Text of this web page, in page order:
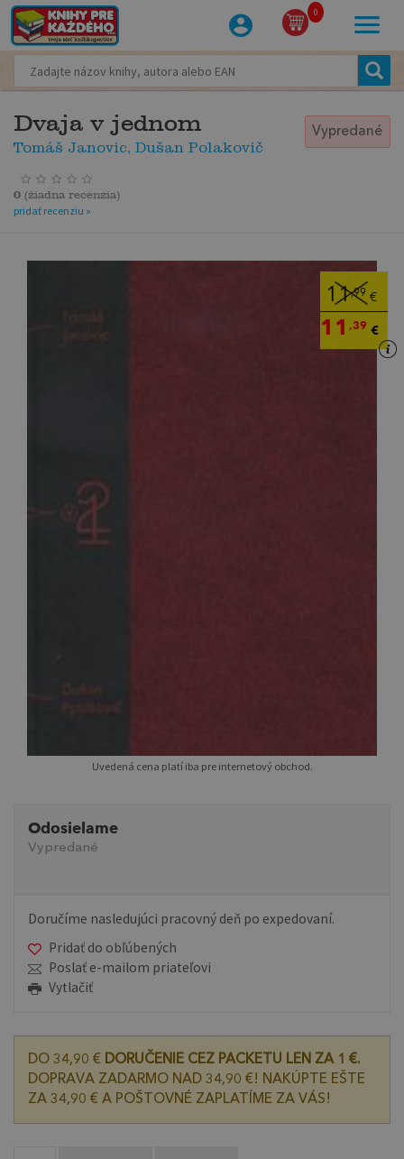
0
Dvaja v jednom
Tomáš Janovic, Dušan Polakovič
Vypredané
0 (žiadna recenzia)
pridať recenziu »
11,99 €
11,39 €
Uvedená cena platí iba pre internetový obchod.
Odosielame
Vypredané
Doručíme nasledujúci pracovný deň po expedovaní.
Pridať do obľúbených
Poslať e-mailom priateľovi
Vytlačiť
DO 34,90 € DORUČENIE CEZ PACKETU LEN ZA 1 €.
DOPRAVA ZADARMO NAD 34,90 €! NAKÚPTE EŠTE
ZA 34,90 € A POŠTOVNÉ ZAPLATÍME ZA VÁS!